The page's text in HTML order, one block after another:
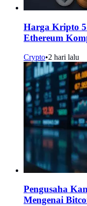
Harga Kripto 5
Ethereum
Crypto•2 hari lalu
Pengusaha
Mengenai